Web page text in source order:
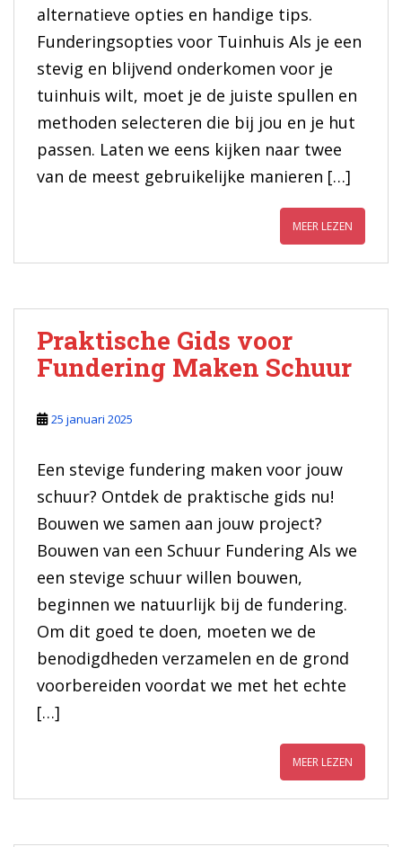
alternatieve opties en handige tips.
Funderingsopties voor Tuinhuis Als je een
stevig en blijvend onderkomen voor je
tuinhuis wilt, moet je de juiste spullen en
methoden selecteren die bij jou en je hut
passen. Laten we eens kijken naar twee
van de meest gebruikelijke manieren […]
MEER LEZEN
Praktische Gids voor
Fundering Maken Schuur
25 januari 2025
Een stevige fundering maken voor jouw
schuur? Ontdek de praktische gids nu!
Bouwen we samen aan jouw project?
Bouwen van een Schuur Fundering Als we
een stevige schuur willen bouwen,
beginnen we natuurlijk bij de fundering.
Om dit goed te doen, moeten we de
benodigdheden verzamelen en de grond
voorbereiden voordat we met het echte
[…]
MEER LEZEN